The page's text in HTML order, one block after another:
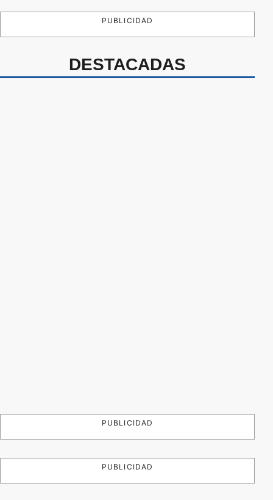
PUBLICIDAD
DESTACADAS
PUBLICIDAD
PUBLICIDAD